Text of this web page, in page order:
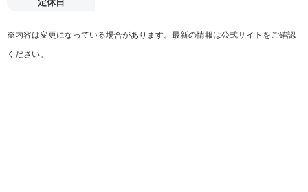
定休日
※内容は変更になっている場合があります。最新の情報は公式サイトをご確認
ください。